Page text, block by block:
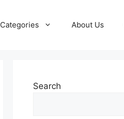
Categories About Us
Search